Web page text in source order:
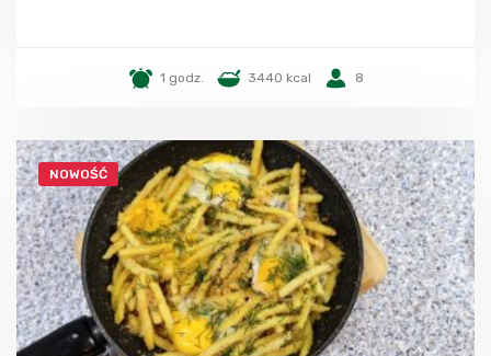
1 godz. 3440 kcal 8
NOWOŚĆ